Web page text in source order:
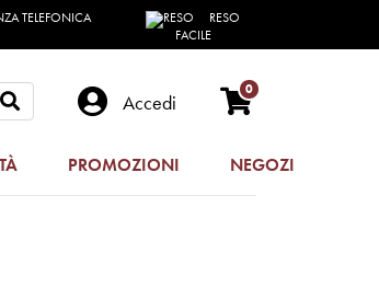
TELEFONICA
RESO
FACILE
Accedi
0
PROMOZIONI NEGOZI